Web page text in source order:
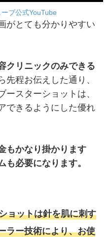
ーブ公式YouTube
がとても分かりやすい
クリニックのみできる
先程お伝えした通り、
ースターショットは、
できるようにした優れ
もかなり掛かります
も必要になります。
ョットは針を肌に刺す
ラー技術により、お使